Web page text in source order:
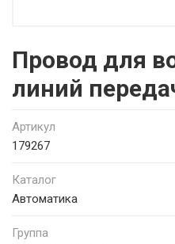
Провод для
линий
Артикул
179267
Каталог
Автоматика
Группа